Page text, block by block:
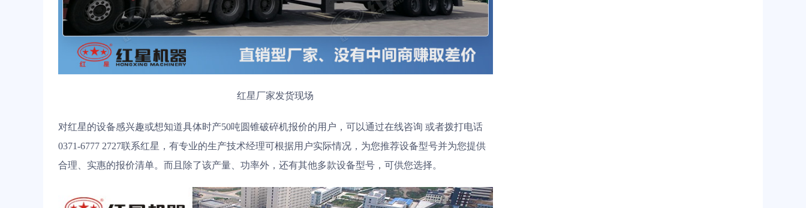
红星厂家发货现场
对红星的设备感兴趣或想知道具体时产50吨圆锥破碎机报价的用户，可以通过在线咨询 或者拨打电话
0371-6777 2727联系红星，有专业的生产技术经理可根据用户实际情况，为您推荐设备型号并为您提供
合理、实惠的报价清单。而且除了该产量、功率外，还有其他多款设备型号，可供您选择。